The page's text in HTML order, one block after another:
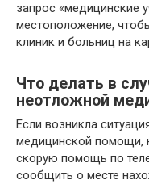
запрос «медицинские
местоположение,
клиник и больниц на
Что делать в
неотложной
Если возникла
медицинской помощи,
скорую помощь по
сообщить о месте